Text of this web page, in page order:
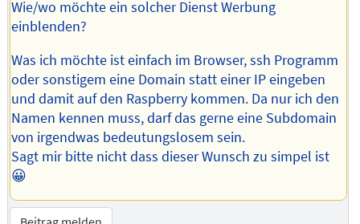
Wie/wo möchte ein solcher Dienst Werbung
einblenden?
Was ich möchte ist einfach im Browser, ssh Programm
oder sonstigem eine Domain statt einer IP eingeben
und damit auf den Raspberry kommen. Da nur ich den
Namen kennen muss, darf das gerne eine Subdomain
von irgendwas bedeutungslosem sein.
Sagt mir bitte nicht dass dieser Wunsch zu simpel ist
😀